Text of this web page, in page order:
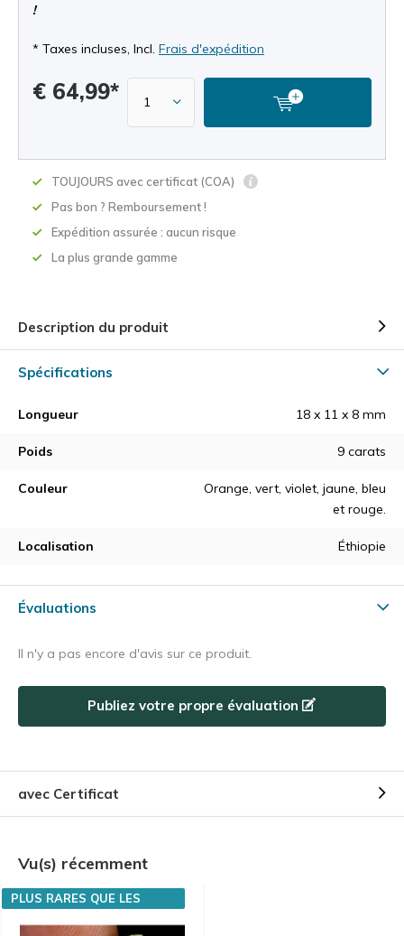
!
* Taxes incluses, Incl. Frais d'expédition
€ 64,99*
TOUJOURS avec certificat (COA)
Pas bon ? Remboursement !
Expédition assurée : aucun risque
La plus grande gamme
Description du produit
Spécifications
Longueur 18 x 11 x 8 mm
Poids 9 carats
Couleur
Orange, vert, violet, jaune, bleu
et rouge.
Localisation Éthiopie
Évaluations
Il n'y a pas encore d'avis sur ce produit.
Publiez votre propre évaluation
avec Certificat
Vu(s) récemment
PLUS RARES QUE LES